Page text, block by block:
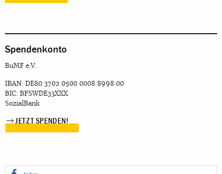
Spendenkonto
BuMF e.V.
IBAN: DE80 3702 0500 0008 8998 00
BIC: BFSWDE33XXX
SozialBank
JETZT SPENDEN!